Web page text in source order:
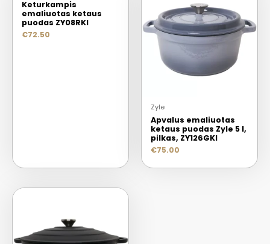
Keturkampis
emaliuotas ketaus
puodas ZY08RKI
€72.50
Zyle
Apvalus emaliuotas
ketaus puodas Zyle 5 l,
pilkas, ZY126GKI
€75.00